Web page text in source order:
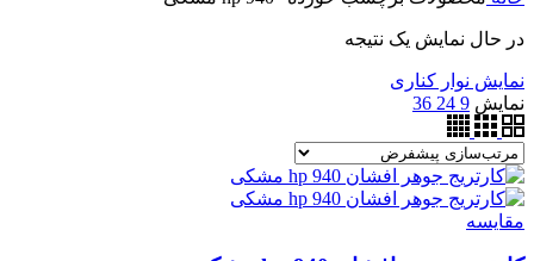
در حال نمایش یک نتیجه
نمایش نوار کناری
نمایش 9
24
36
مقايسه